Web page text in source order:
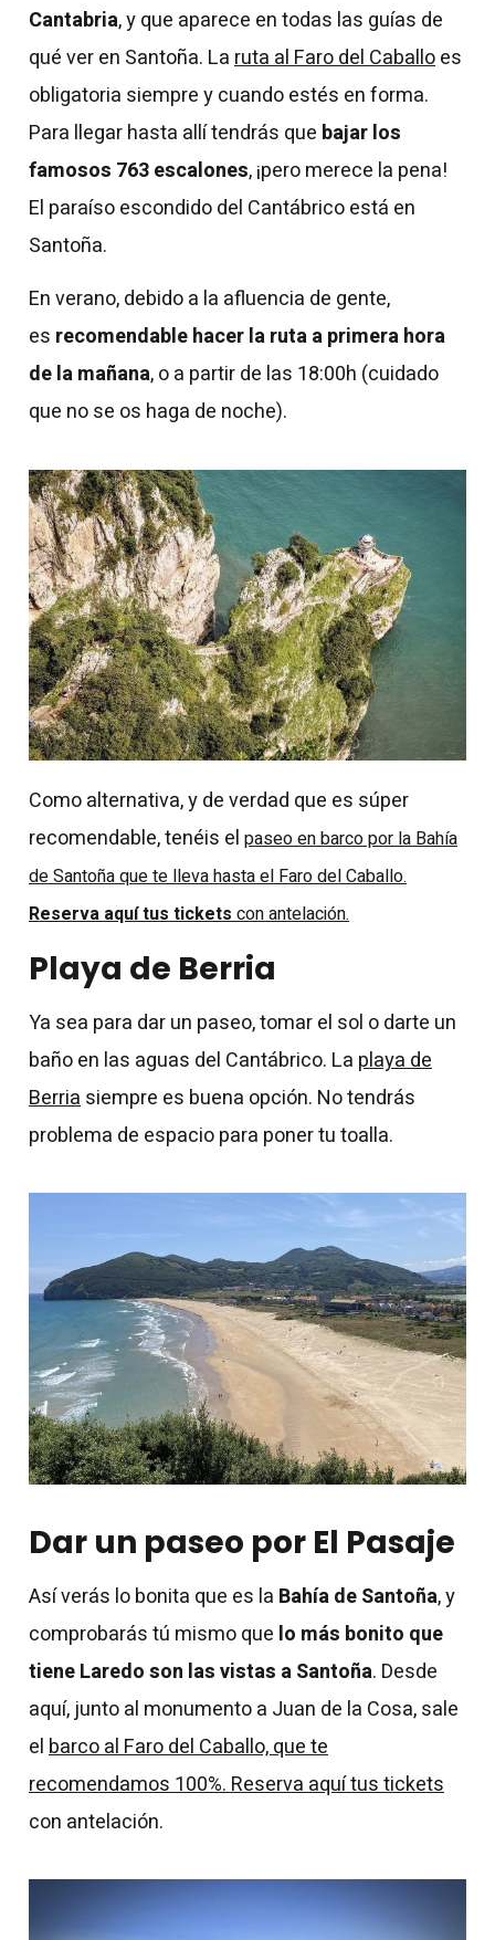
Cantabria, y que aparece en todas las guías de
qué ver en Santoña. Laruta al Faro del Caballoes
obligatoria siempre y cuando estés en forma.
Para llegar hasta allí tendrás que bajar los
famosos 763 escalones, ¡pero merece la pena!
El paraíso escondido del Cantábrico está en
Santoña.
En verano, debido a la afluencia de gente,
es recomendable hacer la ruta a primera hora
de la mañana, o a partir de las 18:00h (cuidado
que no se os haga de noche).
Como alternativa, y de verdad que es súper
recomendable, tenéis el paseo en barco por la Bahía
de Santoña que te lleva hasta el Faro del Caballo.
Reserva aquí tus ticketscon antelación.
Playa de Berria
Ya sea para dar un paseo, tomar el sol o darte un
baño en las aguas del Cantábrico. La playa de
Berriasiempre es buena opción. No tendrás
problema de espacio para poner tu toalla.
Dar un paseo por El Pasaje
Así verás lo bonita que es la Bahía de Santoña, y
comprobarás tú mismo que lo más bonito que
tiene Laredo son las vistas a Santoña. Desde
aquí, junto al monumento a Juan de la Cosa, sale
elbarco al Faro del Caballo, que te
recomendamos 100%. Reserva aquí tus tickets
con antelación.